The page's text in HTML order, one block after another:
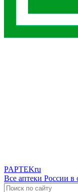
PAPTEKru
Все аптеки России в